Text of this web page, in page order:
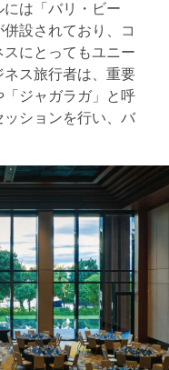
は「バリ・ビー
設されており、コ
にとってもユニー
ス旅行者は、重要
ジャガラガ」と呼
ションを行い、バ